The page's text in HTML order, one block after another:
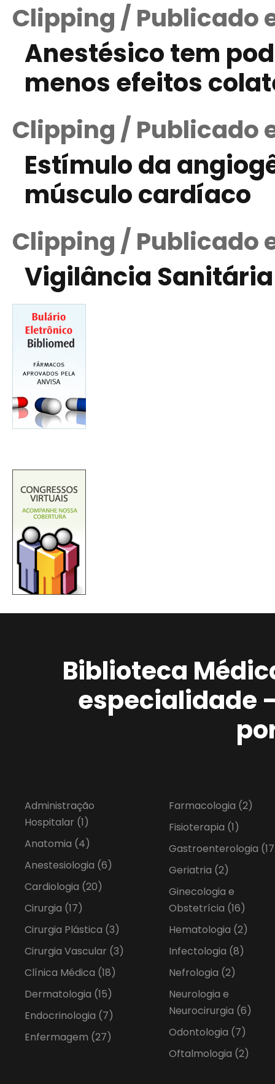
Clipping / Publicado
Anestésico tem
menos efeitos
Clipping / Publicado
Estímulo da
músculo cardíaco
Clipping / Publicado
Vigilância
Biblioteca
especialidade
Administração
Hospitalar (1)
Anatomia (4)
Anestesiologia (6)
Cardiologia (20)
Cirurgia (17)
Cirurgia Plástica (3)
Cirurgia Vascular (3)
Clínica Médica (18)
Dermatologia (15)
Endocrinologia (7)
Enfermagem (27)
Farmacologia (2)
Fisioterapia (1)
Gastroenterologia
Geriatria (2)
Ginecologia e
Obstetrícia (16)
Hematologia (2)
Infectologia (8)
Nefrologia (2)
Neurologia e
Neurocirurgia (6)
Odontologia (7)
Oftalmologia (2)